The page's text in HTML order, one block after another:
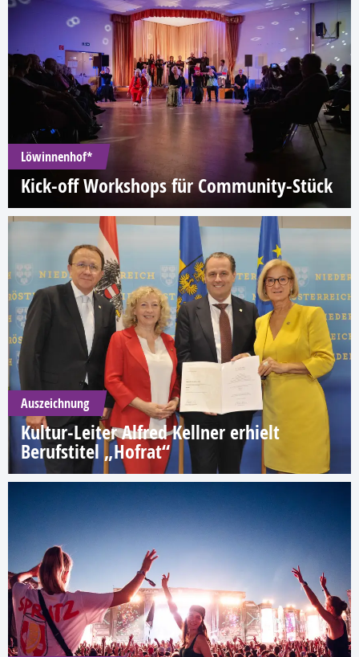
Löwinnenhof*
Kick-off Workshops für Community-Stück
Auszeichnung
Kultur-Leiter Alfred Kellner erhielt
Berufstitel „Hofrat“